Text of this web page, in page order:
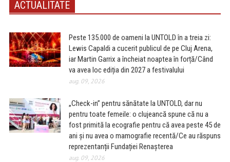
ACTUALITATE
Peste 135.000 de oameni la UNTOLD în a treia zi:
Lewis Capaldi a cucerit publicul de pe Cluj Arena,
iar Martin Garrix a încheiat noaptea în forță/Când
va avea loc ediția din 2027 a festivalului
aug. 09, 2026
„Check-in” pentru sănătate la UNTOLD, dar nu
pentru toate femeile: o clujeancă spune că nu a
fost primită la ecografie pentru că avea peste 45 de
ani și nu avea o mamografie recentă/Ce au răspuns
reprezentanții Fundației Renașterea
aug. 09, 2026